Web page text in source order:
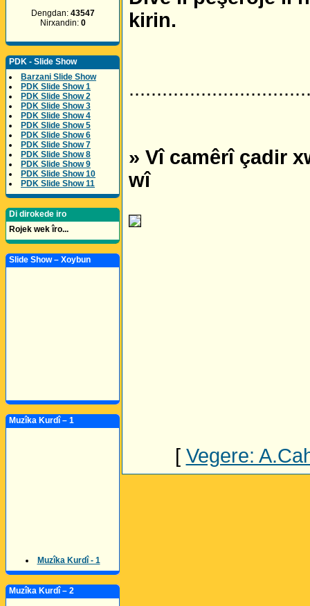
Dengdan: 43547
Nirxandin: 0
PDK - Slide Show
Barzani Slide Show
PDK Slide Show 1
PDK Slide Show 2
PDK Slide Show 3
PDK Slide Show 4
PDK Slide Show 5
PDK Slide Show 6
PDK Slide Show 7
PDK Slide Show 8
PDK Slide Show 9
PDK Slide Show 10
PDK Slide Show 11
Di dirokede iro
Rojek wek îro...
Slide Show – Xoybun
Muzîka Kurdî – 1
Muzîka Kurdî - 1
Muzîka Kurdî – 2
kirin.
» Vî camêrî çadir
wî
[ Vegere: